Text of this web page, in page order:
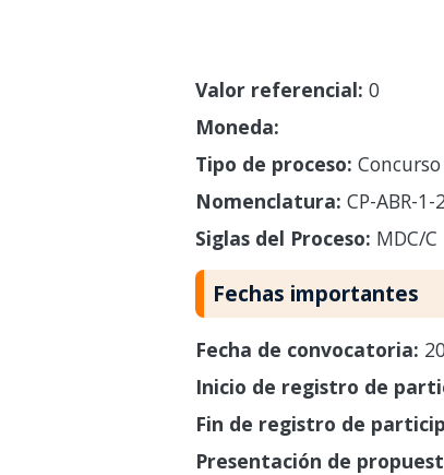
Valor referencial: 0
Moneda:
Tipo de proceso:
Nomenclatura: CP-ABR-
Siglas del Proceso: MDC/C
Fechas importantes
Fecha de convocatoria:
Inicio de registro de
Fin de registro de
Presentación de